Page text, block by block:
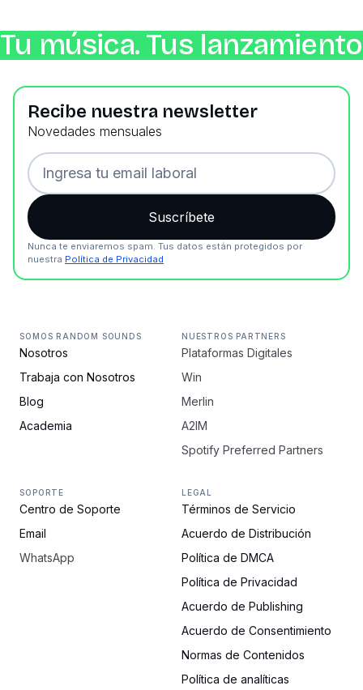
Tu música. Tus
Recibe nuestra newsletter
Novedades mensuales
Nunca te enviaremos spam. Tus datos están protegidos por
nuestra Política de Privacidad
SOMOS RANDOM SOUNDS
Nosotros
Trabaja con Nosotros
Blog
Academia
NUESTROS PARTNERS
Plataformas Digitales
Win
Merlin
A2IM
Spotify Preferred Partners
SOPORTE
Centro de Soporte
Email
WhatsApp
LEGAL
Términos de Servicio
Acuerdo de Distribución
Política de DMCA
Política de Privacidad
Acuerdo de Publishing
Acuerdo de Consentimiento
Normas de Contenidos
Política de analíticas